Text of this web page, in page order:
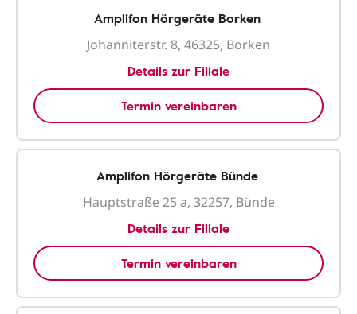
Amplifon Hörgeräte Borken
Johanniterstr. 8, 46325, Borken
Details zur Filiale
Termin vereinbaren
Amplifon Hörgeräte Bünde
Hauptstraße 25 a, 32257, Bünde
Details zur Filiale
Termin vereinbaren